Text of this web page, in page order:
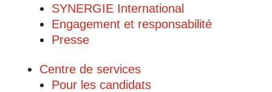
SYNERGIE International
Engagement et responsabilité
Presse
Centre de services
Pour les candidats